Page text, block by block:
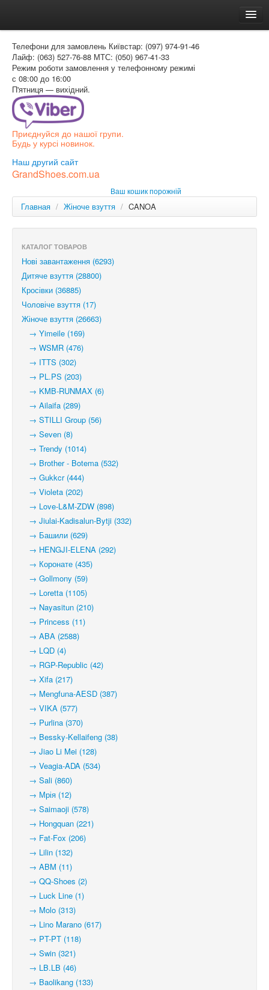
Доставка и оплата
Как заказать
Контакти
Таблиця розмірів
Вхід для покупця
РОС
Телефони для замовлень Київстар: (097) 974-91-46
Лайф: (063) 527-76-88 МТС: (050) 967-41-33
Режим роботи замовлення у телефонному режимі
с 08:00 до 16:00
П'ятниця — вихідний.
Приєднуйся до нашої групи.
Будь у курсі новинок.
Наш другий сайт
GrandShoes.com.ua
Ваш кошик порожній
Главная / Жіноче взуття / CANOA
КАТАЛОГ ТОВАРОВ
Нові завантаження (6293)
Дитяче взуття (28800)
Кросівки (36885)
Чоловіче взуття (17)
Жіноче взуття (26663)
→ Yimeile (169)
→ WSMR (476)
→ ITTS (302)
→ PL.PS (203)
→ KMB-RUNMAX (6)
→ Ailaifa (289)
→ STILLI Group (56)
→ Seven (8)
→ Trendy (1014)
→ Brother - Botema (532)
→ Gukkcr (444)
→ Violeta (202)
→ Love-L&M-ZDW (898)
→ Jiulai-Kadisalun-Bytji (332)
→ Башили (629)
→ HENGJI-ELENA (292)
→ Коронате (435)
→ Gollmony (59)
→ Loretta (1105)
→ Nayasitun (210)
→ Princess (11)
→ ABA (2588)
→ LQD (4)
→ RGP-Republic (42)
→ Xifa (217)
→ Mengfuna-AESD (387)
→ VIKA (577)
→ Purlina (370)
→ Bessky-Kellaifeng (38)
→ Jiao Li Mei (128)
→ Veagia-ADA (534)
→ Sali (860)
→ Мрія (12)
→ Saimaoji (578)
→ Hongquan (221)
→ Fat-Fox (206)
→ Lilin (132)
→ ABM (11)
→ QQ-Shoes (2)
→ Luck Line (1)
→ Molo (313)
→ Lino Marano (617)
→ PT-PT (118)
→ Swin (321)
→ LB.LB (46)
→ Baolikang (133)